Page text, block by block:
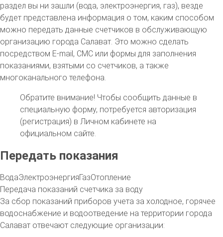
раздел вы ни зашли (вода, электроэнергия, газ), везде
будет представлена информация о том, каким способом
можно передать данные счетчиков в обслуживающую
организацию города Салават. Это можно сделать
посредством E-mail, СМС или формы для заполнения
показаниями, взятыми со счетчиков, а также
многоканального телефона.
Обратите внимание! Чтобы сообщить данные в
специальную форму, потребуется авторизация
(регистрация) в Личном кабинете на
официальном сайте.
Передать показания
ВодаЭлектроэнергияГазОтопление
Передача показаний счетчика за воду
За сбор показаний приборов учета за холодное, горячее
водоснабжение и водоотведение на территории города
Салават отвечают следующие организации: